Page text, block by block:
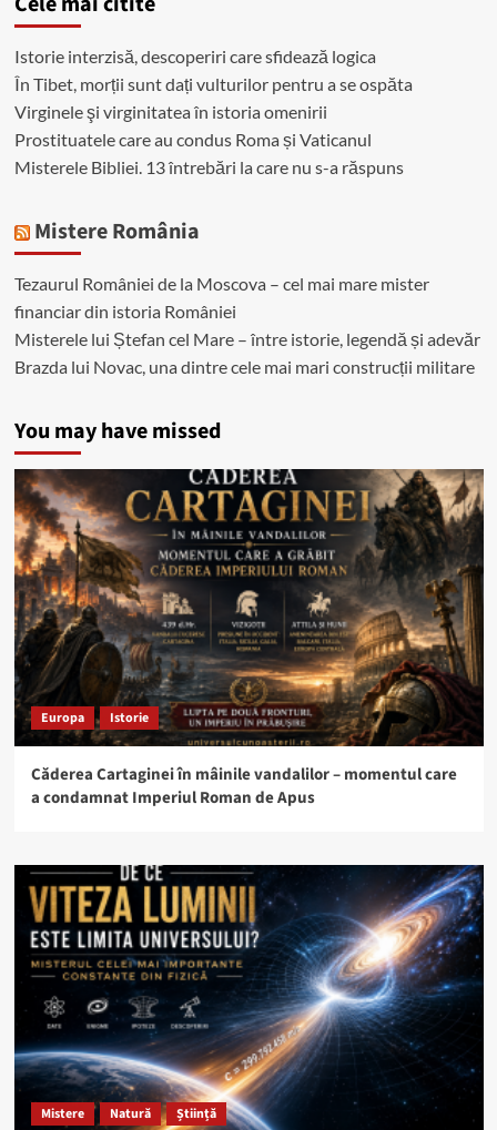
Istorie interzisă, descoperiri care sfidează logica
În Tibet, morții sunt dați vulturilor pentru a se ospăta
Virginele şi virginitatea în istoria omenirii
Prostituatele care au condus Roma și Vaticanul
Misterele Bibliei. 13 întrebări la care nu s-a răspuns
Mistere România
Tezaurul României de la Moscova – cel mai mare mister
financiar din istoria României
Misterele lui Ștefan cel Mare – între istorie, legendă și adevăr
Brazda lui Novac, una dintre cele mai mari construcții militare
You may have missed
Europa Istorie
Căderea Cartaginei în mâinile vandalilor – momentul care
a condamnat Imperiul Roman de Apus
Mistere Natură Știință